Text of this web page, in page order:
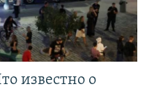
известно о